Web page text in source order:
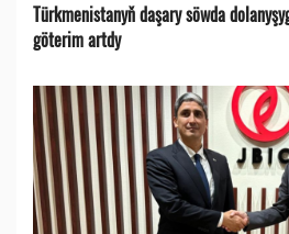
Türkmenistanyň daşary söwda
göterim artdy